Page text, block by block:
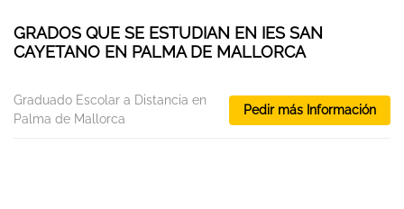
GRADOS QUE SE ESTUDIAN EN IES SAN
CAYETANO EN PALMA DE MALLORCA
Graduado Escolar a Distancia en
Palma de Mallorca
Pedir más Información